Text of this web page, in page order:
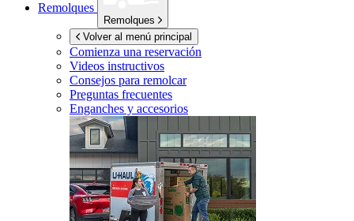
Remolques
Remolques
Volver al menú principal
Comienza una reservación
Videos instructivos
Consejos para remolcar
Preguntas frecuentes
Enganches y accesorios